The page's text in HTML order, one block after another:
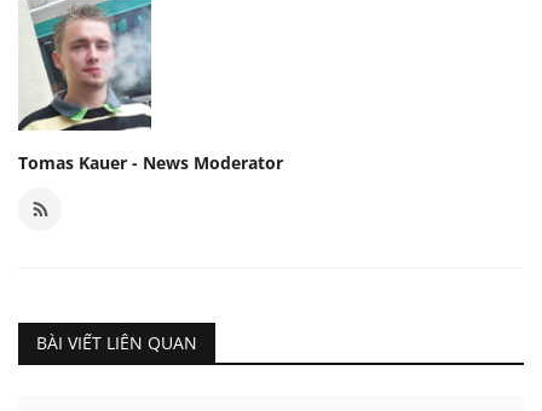
Tomas Kauer - News Moderator
BÀI VIẾT LIÊN QUAN